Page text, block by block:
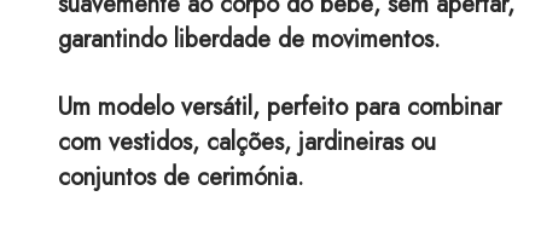
garantindo liberdade de movimentos.
Um modelo versátil, perfeito para combinar
com vestidos, calções, jardineiras ou
conjuntos de cerimónia.